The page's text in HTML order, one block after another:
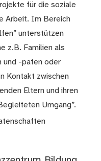
für die soziale
Arbeit. Im Bereich
unterstützen
z.B. Familien als
und -paten oder
Kontakt zwischen
Eltern und ihren
Umgang”.